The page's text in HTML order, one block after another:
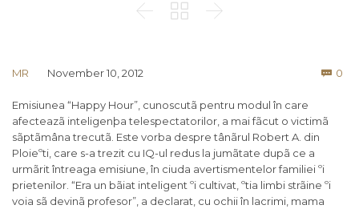
  
MR November 10, 2012  0
Emisiunea “Happy Hour”, cunoscutã pentru modul în care
afecteazã inteligenþa telespectatorilor, a mai fãcut o victimã
sãptãmâna trecutã. Este vorba despre tânãrul Robert A. din
Ploieºti, care s-a trezit cu IQ-ul redus la jumãtate dupã ce a
urmãrit întreaga emisiune, în ciuda avertismentelor familiei ºi
prietenilor. “Era un bãiat inteligent ºi cultivat, ºtia limbi strãine ºi
voia sã devinã profesor”, a declarat, cu ochii în lacrimi, mama